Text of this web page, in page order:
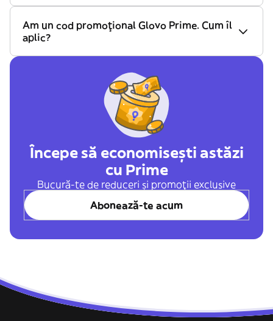
Am un cod promoțional Glovo Prime. Cum îl
aplic?
Începe să economisești astăzi
cu Prime
Bucură-te de reduceri și promoții exclusive
Abonează-te acum